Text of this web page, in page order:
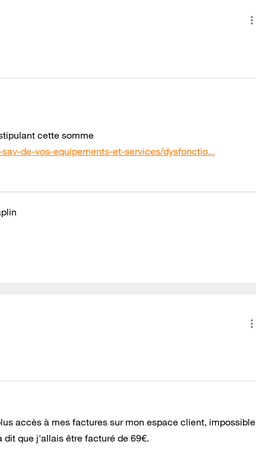
cette somme
de-vos-equipements-et-services/dysfonctio...
accès à mes factures sur mon espace client, impossible
dit que j'allais être facturé de 69€.